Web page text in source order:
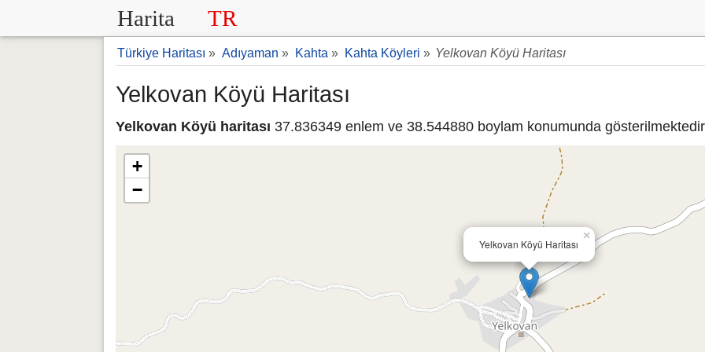
Harita TR
Türkiye Haritası » Adıyaman » Kahta » Kahta Köyleri » Yelkovan Köyü Haritası
Yelkovan Köyü Haritası
Yelkovan Köyü haritası 37.836349 enlem ve 38.544880 boylam konumunda
Yelkovan Köyü Haritası
×
+
−